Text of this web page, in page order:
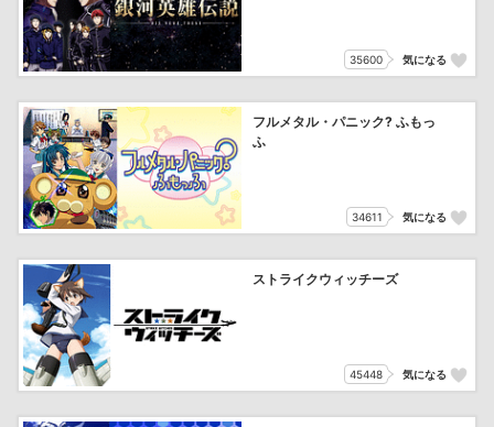
35600 気になる
フルメタル・パニック? ふもっ
ふ
34611 気になる
ストライクウィッチーズ
45448 気になる